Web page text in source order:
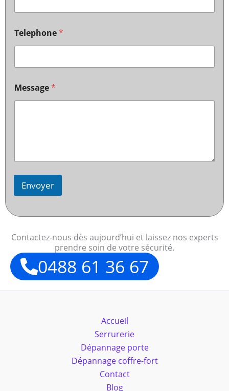
Telephone*
Message*
Envoyer
Contactez-nous dès aujourd’hui et laissez nos experts
prendre soin de votre sécurité.
0488 61 36 67
Accueil
Serrurerie
Dépannage porte
Dépannage coffre-fort
Contact
Blog